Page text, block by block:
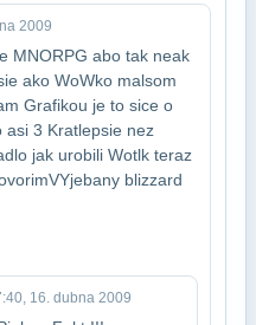
2009
MNORPG abo tak neak
ako WoWko mal​som
Grafikou je to sice o
asi 3 Krat​lepsie nez
jak urobili Wotlk teraz
blizzard
16. dubna 2009